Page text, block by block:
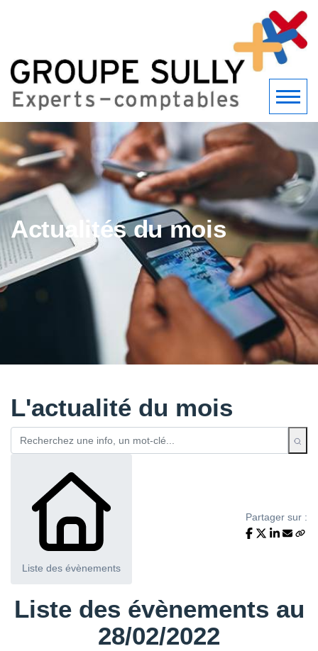
Actualités du mois
L'actualité du mois
Liste des évènements
Partager sur :
Liste des évènements au
28/02/2022